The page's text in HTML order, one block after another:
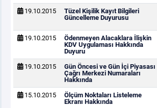
19.10.2015
Tüzel Kişilik Kayıt Bilgileri
Güncelleme Duyurusu
19.10.2015
Ödenmeyen Alacaklara İlişkin
KDV Uygulaması Hakkında
Duyuru
19.10.2015
Gün Öncesi ve Gün İçi Piyasası
Çağrı Merkezi Numaraları
Hakkında
15.10.2015
Ölçüm Noktaları Listeleme
Ekranı Hakkında